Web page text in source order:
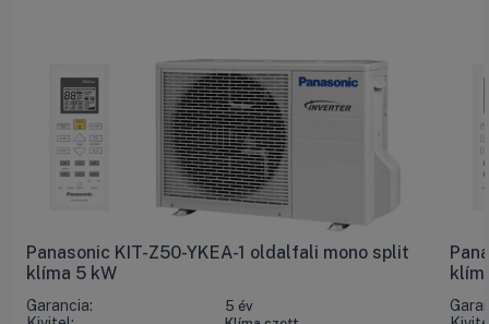
Panasonic KIT-Z50-YKEA-1 oldalfali mono split
klíma 5 kW
Garancia: 5 év